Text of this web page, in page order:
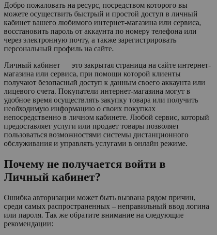
Добро пожаловать на ресурс, посредством которого вы
можете осуществить быстрый и простой доступ в личный
кабинет вашего любимого интернет-магазина или сервиса,
восстановить пароль от аккаунта по номеру телефона или
через электронную почту, а также зарегистрировать
персональный профиль на сайте.
Личный кабинет — это закрытая страница на сайте интернет-
магазина или сервиса, при помощи которой клиенты
получают безопасный доступ к данным своего аккаунта или
лицевого счета. Покупатели интернет-магазина могут в
удобное время осуществлять закупку товара или получить
необходимую информацию о своих покупках
непосредственно в личном кабинете. Любой сервис, который
предоставляет услуги или продает товары позволяет
пользоваться возможностями системы дистанционного
обслуживания и управлять услугами в онлайн режиме.
Почему не получается войти в
Личный кабинет?
Ошибка авторизации может быть вызвана рядом причин,
среди самых распространенных – неправильный ввод логина
или пароля. Так же обратите внимание на следующие
рекомендации: